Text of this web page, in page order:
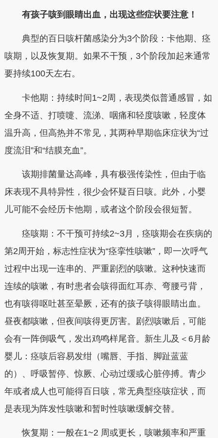
有孩子咳到眼睛出血，出现这些症状要注意！
典型的百日咳杆菌感染分为3个阶段：卡他期、痉
咳期，以及恢复期。如果不干预，3个阶段加起来通常
要持续100天左右。
卡他期：持续时间1~2周，表现类似普通感冒，如
全身不适、打喷嚏、流涕、咽痛和轻度咳嗽，轻度体
温升高，但高热并不常见，其两种早期临床症状为“过
度流泪”和“结膜充血”。
该期排菌量达高峰，具有极强传染性，但由于临
床表现不具特异性，很少会怀疑百日咳。此外，小婴
儿可能不会经历卡他期，或者这个阶段会很短暂。
痉咳期：不干预可持续2~3月，痉咳期会在疾病的
第2周开始，标志性症状为“痉挛性咳嗽”，即一次呼气
过程中出现一连串的、严重剧烈的咳嗽。这种快速而
连续的咳嗽，有时患者会咳得面红耳赤、弯腰弓背，
也有咳得呕吐甚至晕厥，还有的孩子咳得眼睛出血。
昼夜都咳嗽，但夜间咳得更厉害。剧烈咳嗽后，可能
会有一阵倒吸气，发出鸡鸣样尾音。新生儿及＜6月龄
婴儿：痉咳后容易发绀（嘴唇、手指、脚趾蓝蓝
的）、呼吸暂停、惊厥、心动过缓或心脏停搏。青少
年或者成人也可能得百日咳，常无典型痉咳症状，而
是表现为阵发性咳嗽和暂时性咳嗽缓解交替。
恢复期：一般在1~2 周或更长，咳嗽频率和严重